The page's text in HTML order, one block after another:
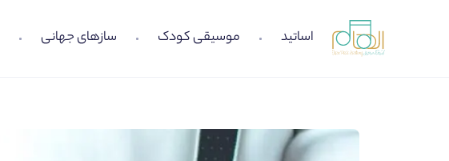
اساتید موسیقی کودک سازهای جهانی